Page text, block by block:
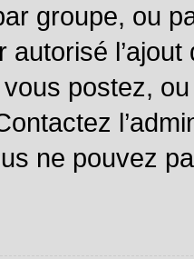
groupe, ou
autorisé
postez,
ne pouvez